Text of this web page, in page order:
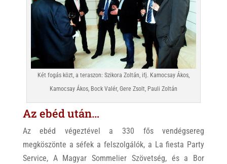
Két fogás közt, a teraszon: Szikora Zoltán, ifj. Kamocsay Ákos,
Kamocsay Ákos, Bock Valér, Gere Zsolt, Pauli Zoltán
Az ebéd után…
Az ebéd végeztével a 330 fős vendégsereg
megköszönte a séfek a felszolgálók, a La fiesta Party
Service, A Magyar Sommelier Szövetség, és a Bor